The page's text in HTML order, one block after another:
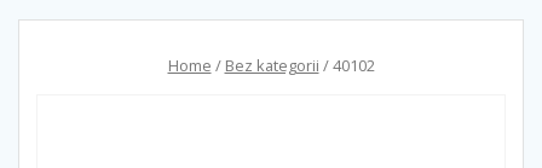
Home / Bez kategorii / 40102